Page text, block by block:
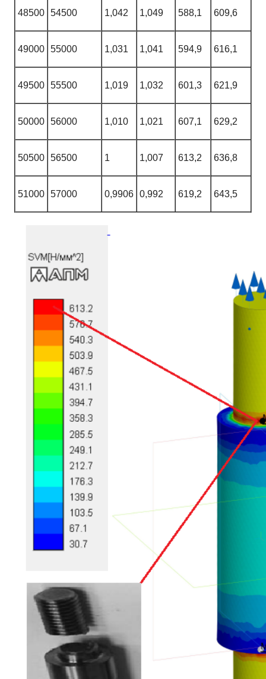
48500 54500 1,042 1,049 588,1 609,6
49000 55000 1,031 1,041 594,9 616,1
49500 55500 1,019 1,032 601,3 621,9
50000 56000 1,010 1,021 607,1 629,2
50500 56500 1 1,007 613,2 636,8
51000 57000 0,9906 0,992 619,2 643,5